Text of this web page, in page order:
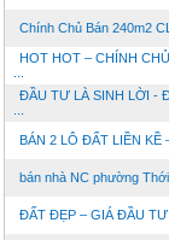
Chính Chủ Bán 240m2
HOT HOT – CHÍNH
ĐẦU TƯ LÀ SINH LỜI -
BÁN 2 LÔ ĐẤT LIỀN KỀ
bán nhà NC phường
ĐẤT ĐẸP – GIÁ ĐẦU TƯ